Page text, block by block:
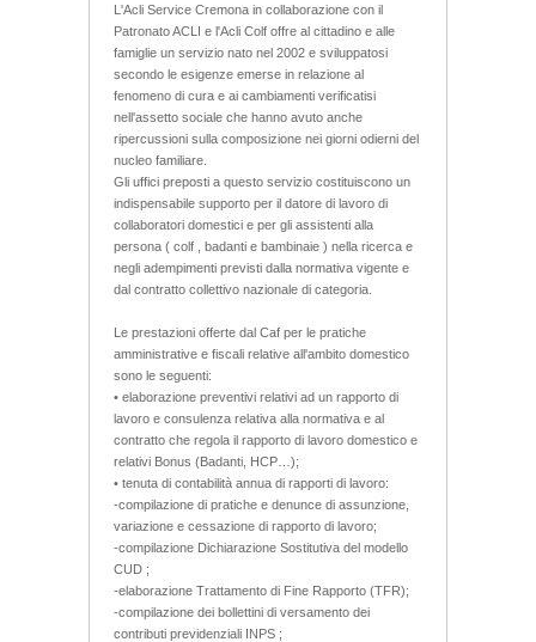
L'Acli Service Cremona in collaborazione con il
Patronato ACLI e l'Acli Colf offre al cittadino e alle
famiglie un servizio nato nel 2002 e sviluppatosi
secondo le esigenze emerse in relazione al
fenomeno di cura e ai cambiamenti verificatisi
nell'assetto sociale che hanno avuto anche
ripercussioni sulla composizione nei giorni odierni del
nucleo familiare.
Gli uffici preposti a questo servizio costituiscono un
indispensabile supporto per il datore di lavoro di
collaboratori domestici e per gli assistenti alla
persona ( colf , badanti e bambinaie ) nella ricerca e
negli adempimenti previsti dalla normativa vigente e
dal contratto collettivo nazionale di categoria.
Le prestazioni offerte dal Caf per le pratiche
amministrative e fiscali relative all'ambito domestico
sono le seguenti:
• elaborazione preventivi relativi ad un rapporto di
lavoro e consulenza relativa alla normativa e al
contratto che regola il rapporto di lavoro domestico e
relativi Bonus (Badanti, HCP…);
• tenuta di contabilità annua di rapporti di lavoro:
-compilazione di pratiche e denunce di assunzione,
variazione e cessazione di rapporto di lavoro;
-compilazione Dichiarazione Sostitutiva del modello
CUD ;
-elaborazione Trattamento di Fine Rapporto (TFR);
-compilazione dei bollettini di versamento dei
contributi previdenziali INPS ;